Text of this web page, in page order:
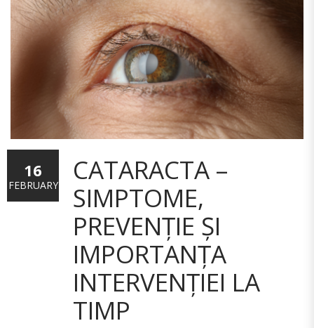
CATARACTA –
SIMPTOME,
PREVENȚIE ȘI
IMPORTANȚA
INTERVENȚIEI LA
TIMP
16
FEBRUARY